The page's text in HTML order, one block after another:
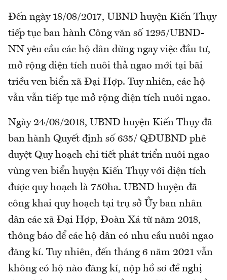
Đến ngày 18/08/2017, UBND huyện Kiến Thụy
tiếp tục ban hành Công văn số 1295/UBND-
NN yêu cầu các hộ dân dừng ngay việc đầu tư,
mở rộng diện tích nuôi thả ngao mới tại bãi
triều ven biển xã Đại Hợp. Tuy nhiên, các hộ
vẫn vẫn tiếp tục mở rộng diện tích nuôi ngao.
Ngày 24/08/2018, UBND huyện Kiến Thụy đã
ban hành Quyết định số 635/ QĐUBND phê
duyệt Quy hoạch chi tiết phát triển nuôi ngao
vùng ven biển huyện Kiến Thụy với diện tích
được quy hoạch là 750ha. UBND huyện đã
công khai quy hoạch tại trụ sở Ủy ban nhân
dân các xã Đại Hợp, Đoàn Xá từ năm 2018,
thông báo để các hộ dân có nhu cầu nuôi ngao
đăng kí. Tuy nhiên, đến tháng 6 năm 2021 vẫn
không có hộ nào đăng kí, nộp hồ sơ đề nghị